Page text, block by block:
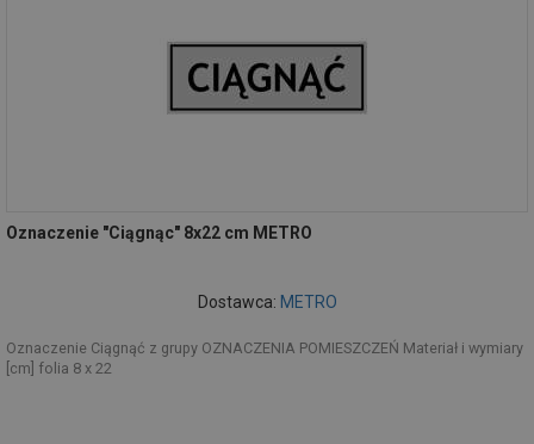
Oznaczenie "Ciągnąc" 8x22 cm METRO
Dostawca: METRO
Oznaczenie Ciągnąć z grupy OZNACZENIA POMIESZCZEŃ Materiał i wymiary
[cm] folia 8 x 22